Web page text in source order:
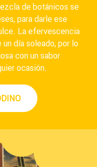
de botánicos se
para darle ese
La efervescencia
día soleado, por lo
con un sabor
ocasión.